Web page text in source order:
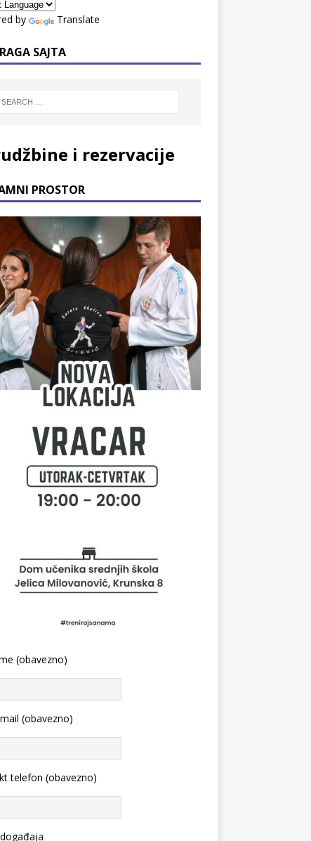
by Translate
SAJTA
i rezervacije
PROSTOR
(obavezno)
(obavezno)
telefon (obavezno)